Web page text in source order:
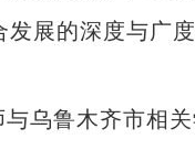
展的深度与广
鲁木齐市相关